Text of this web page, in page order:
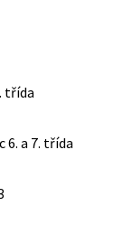
třída
6. a 7. třída